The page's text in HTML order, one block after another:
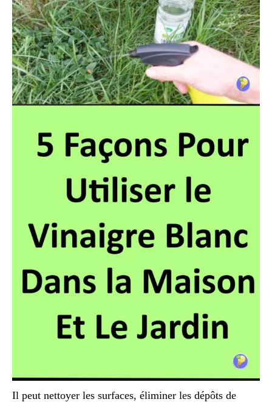
Il peut nettoyer les surfaces, éliminer les dépôts de